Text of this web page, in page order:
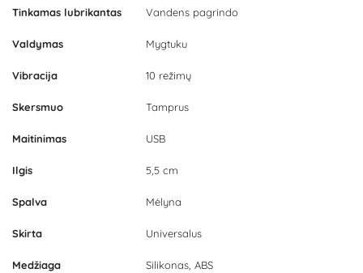
Tinkamas lubrikantas Vandens pagrindo
Valdymas Mygtuku
Vibracija 10 režimų
Skersmuo Tamprus
Maitinimas USB
Ilgis 5,5 cm
Spalva Mėlyna
Skirta Universalus
Medžiaga Silikonas, ABS